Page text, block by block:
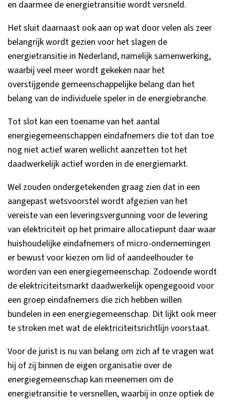
en daarmee de energietransitie wordt versneld.
Het sluit daarnaast ook aan op wat door velen als zeer
belangrijk wordt gezien voor het slagen de
energietransitie in Nederland, namelijk samenwerking,
waarbij veel meer wordt gekeken naar het
overstijgende gemeenschappelijke belang dan het
belang van de individuele speler in de energiebranche.
Tot slot kan een toename van het aantal
energiegemeenschappen eindafnemers die tot dan toe
nog niet actief waren wellicht aanzetten tot het
daadwerkelijk actief worden in de energiemarkt.
Wel zouden ondergetekenden graag zien dat in een
aangepast wetsvoorstel wordt afgezien van het
vereiste van een leveringsvergunning voor de levering
van elektriciteit op het primaire allocatiepunt daar waar
huishoudelijke eindafnemers of micro-ondernemingen
er bewust voor kiezen om lid of aandeelhouder te
worden van een energiegemeenschap. Zodoende wordt
de elektriciteitsmarkt daadwerkelijk opengegooid voor
een groep eindafnemers die zich hebben willen
bundelen in een energiegemeenschap. Dit lijkt ook meer
te stroken met wat de elektriciteitsrichtlijn voorstaat.
Voor de jurist is nu van belang om zich af te vragen wat
hij of zij binnen de eigen organisatie over de
energiegemeenschap kan meenemen om de
energietransitie te versnellen, waarbij in onze optiek de